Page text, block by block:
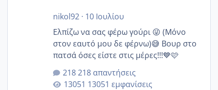
nikol92· 10 Ιουλίου
Ελπίζω να σας φέρω γούρι 😜 (Μόνο
στον εαυτό μου δε φέρνω)😅 Βουρ στο
πατσά όσες είστε στις μέρες!!!💙🩷
218 απαντήσεις
13051 εμφανίσεις